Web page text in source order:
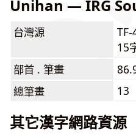
Unihan — IRG
台灣源
15
部首 . 筆畫
總筆畫
13
其它漢字網路資源